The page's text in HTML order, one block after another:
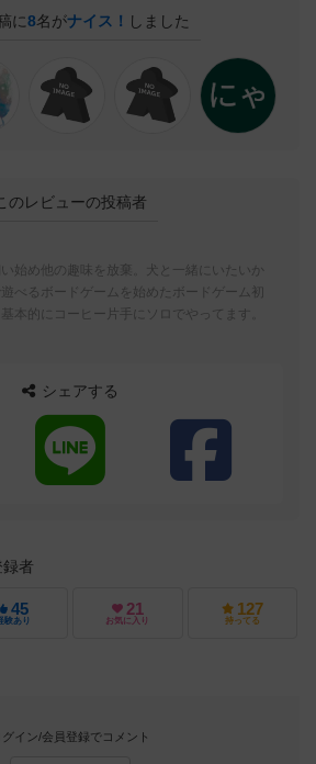
に8名がナイス！ しました
のレビューの投稿者
い始め他の趣味を放棄。犬と一緒にいたいか
遊べるボードゲームを始めたボードゲーム初
本的にコーヒー片手にソロでやってます。
シェアする
者
45
験あり
21
お気に入り
127
持ってる
グイン/会員登録でコメント